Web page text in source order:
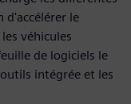
d'accélérer le
véhicules
de logiciels le
intégrée et les